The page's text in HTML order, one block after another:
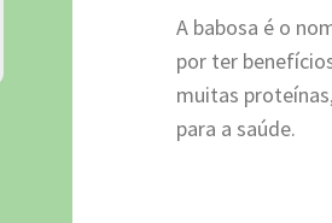
A babosa é o
por ter
muitas
para a saúde.